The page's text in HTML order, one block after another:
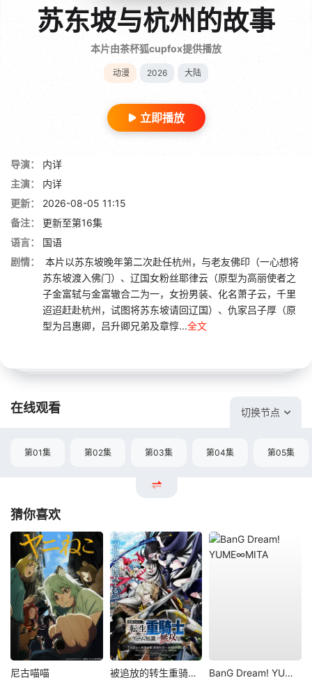
苏东坡与杭州的故事
本片由茶杯狐cupfox提供播放
动漫 2026 大陆
立即播放
导演：
内详
主演：
内详
更新：
2026-08-05 11:15
备注：
更新至第16集
语言：
国语
剧情：
本片以苏东坡晚年第二次赴任杭州，与老友佛印（一心想将
苏东坡渡入佛门）、辽国女粉丝耶律云（原型为高丽使者之
子金富轼与金富辙合二为一，女扮男装、化名萧子云，千里
迢迢赶赴杭州，试图将苏东坡请回辽国）、仇家吕子厚（原
型为吕惠卿，吕升卿兄弟及章惇...全文
在线观看 切换节点
第01集 第02集 第03集 第04集 第05集
猜你喜欢
尼古喵喵 被追放的转生重骑士用游戏知识开无双 BanG Dream! YUME∞MITA